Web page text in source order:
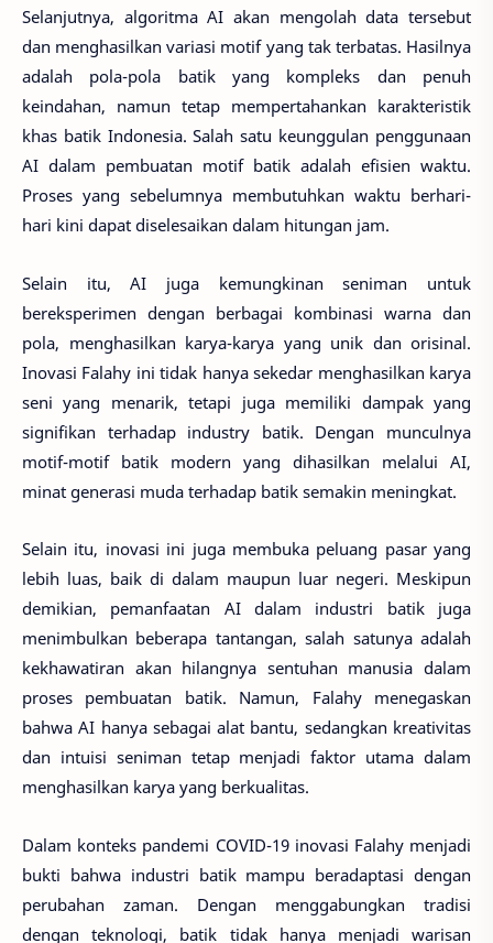
Selanjutnya, algoritma AI akan mengolah data tersebut
dan menghasilkan variasi motif yang tak terbatas. Hasilnya
adalah pola-pola batik yang kompleks dan penuh
keindahan, namun tetap mempertahankan karakteristik
khas batik Indonesia. Salah satu keunggulan penggunaan
AI dalam pembuatan motif batik adalah efisien waktu.
Proses yang sebelumnya membutuhkan waktu berhari-
hari kini dapat diselesaikan dalam hitungan jam.
Selain itu, AI juga kemungkinan seniman untuk
bereksperimen dengan berbagai kombinasi warna dan
pola, menghasilkan karya-karya yang unik dan orisinal.
Inovasi Falahy ini tidak hanya sekedar menghasilkan karya
seni yang menarik, tetapi juga memiliki dampak yang
signifikan terhadap industry batik. Dengan munculnya
motif-motif batik modern yang dihasilkan melalui AI,
minat generasi muda terhadap batik semakin meningkat.
Selain itu, inovasi ini juga membuka peluang pasar yang
lebih luas, baik di dalam maupun luar negeri. Meskipun
demikian, pemanfaatan AI dalam industri batik juga
menimbulkan beberapa tantangan, salah satunya adalah
kekhawatiran akan hilangnya sentuhan manusia dalam
proses pembuatan batik. Namun, Falahy menegaskan
bahwa AI hanya sebagai alat bantu, sedangkan kreativitas
dan intuisi seniman tetap menjadi faktor utama dalam
menghasilkan karya yang berkualitas.
Dalam konteks pandemi COVID-19 inovasi Falahy menjadi
bukti bahwa industri batik mampu beradaptasi dengan
perubahan zaman. Dengan menggabungkan tradisi
dengan teknologi, batik tidak hanya menjadi warisan